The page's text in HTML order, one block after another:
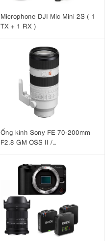
Microphone DJI Mic Mini 2S ( 1
TX + 1 RX )
Ống kính Sony FE 70-200mm
F2.8 GM OSS II /